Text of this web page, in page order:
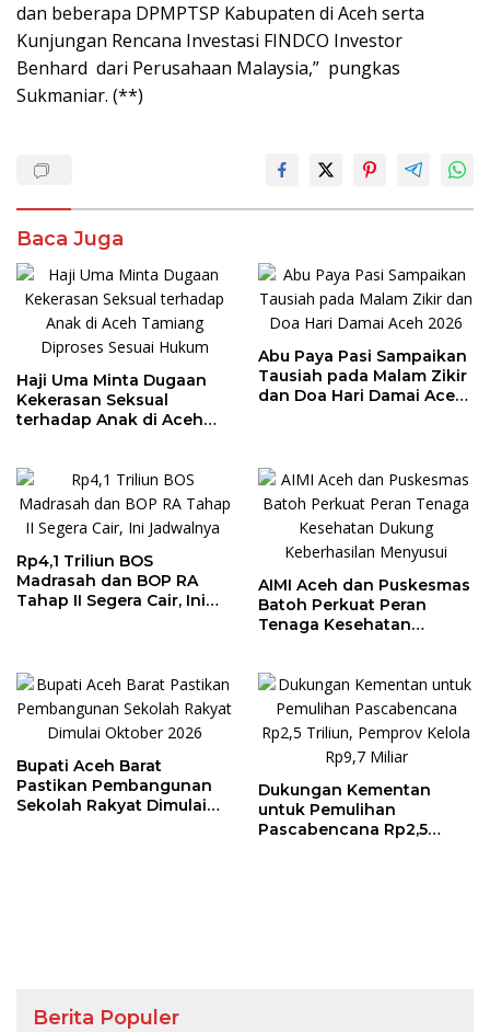
dan beberapa DPMPTSP Kabupaten di Aceh serta
Kunjungan Rencana Investasi FINDCO Investor
Benhard dari Perusahaan Malaysia,” pungkas
Sukmaniar. (**)
Baca Juga
Haji Uma Minta Dugaan
Kekerasan Seksual
terhadap Anak di Aceh
Abu Paya Pasi Sampaikan
Tausiah pada Malam Zikir
dan Doa Hari Damai Aceh
Rp4,1 Triliun BOS
Madrasah dan BOP RA
Tahap II Segera Cair, Ini
AIMI Aceh dan Puskesmas
Batoh Perkuat Peran
Tenaga Kesehatan
Bupati Aceh Barat
Pastikan Pembangunan
Sekolah Rakyat Dimulai
Dukungan Kementan
untuk Pemulihan
Pascabencana Rp2,5
Berita Populer